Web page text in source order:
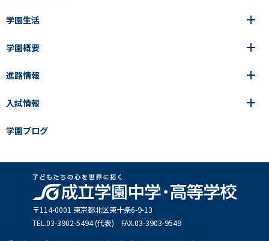
6年間の一貫教育
中学校
高等学校
成立メソッド
教科指導の特徴
卒業生の声
中学校
成立メソッド
卒業生の声
成立学園ならではの教育
見える学力×見えない学力
学園生活
年間行事
施設紹介
制服
学園ブログ
学園概要
学園の歩み
アクセス
進路情報
進路・進学
入試情報
中学入試Q&A
入試結果
説明会・イベント日程
出願方法・募集要項
学園ブログ
〒114-0001 東京都北区東⼗条6-9-13
TEL.03-3902-5494 (代表) FAX.03-3903-9549